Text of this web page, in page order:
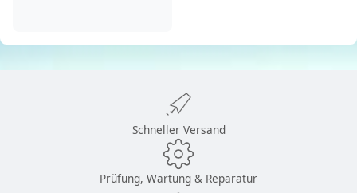
Schneller Versand
Prüfung, Wartung & Reparatur